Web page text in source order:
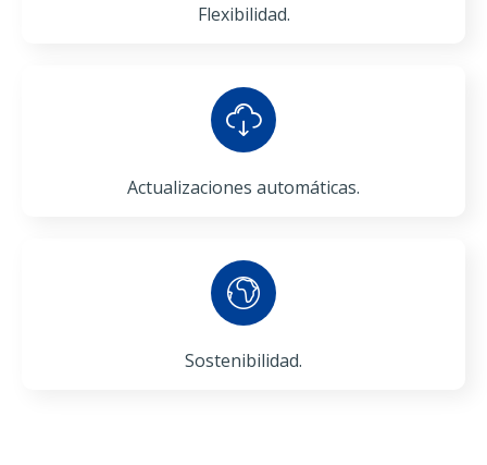
Flexibilidad.
Actualizaciones automáticas​.
Sostenibilidad.